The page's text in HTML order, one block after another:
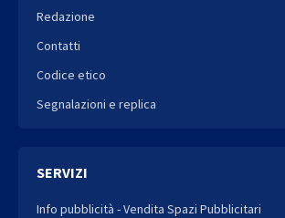
Redazione
Contatti
Codice etico
Segnalazioni e replica
SERVIZI
Info pubblicità - Vendita Spazi Pubblicitari